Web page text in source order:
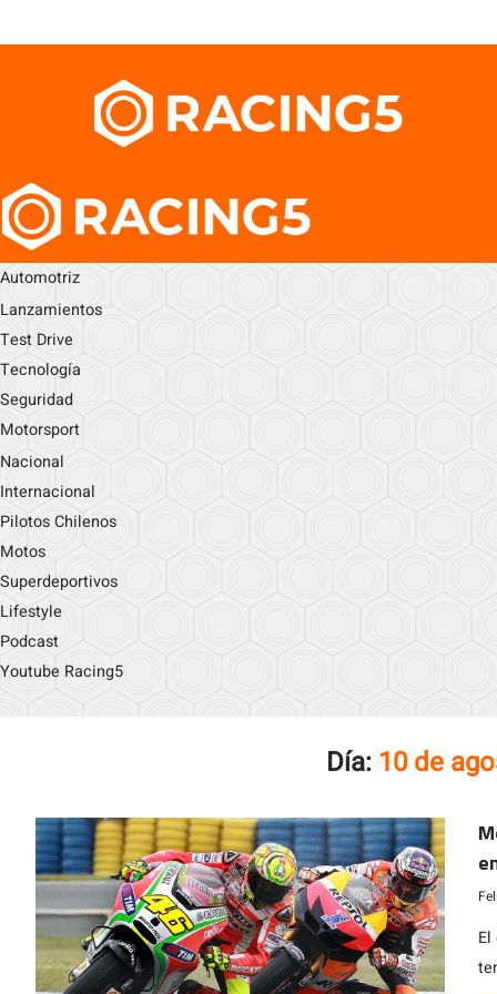
Automotriz
Lanzamientos
Test Drive
Tecnología
Seguridad
Motorsport
Nacional
Internacional
Pilotos Chilenos
Motos
Superdeportivos
Lifestyle
Podcast
Youtube Racing5
Día: 10 de